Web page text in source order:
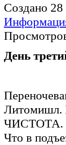
Создано 28
День
Литомишл.
ЧИСТОТА.
Что в